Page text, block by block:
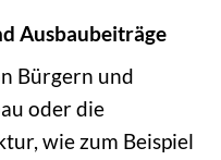
Ausbaubeiträge
Bürgern und
oder die
wie zum Beispiel